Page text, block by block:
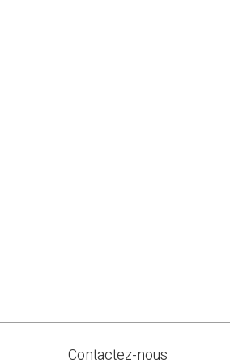
Contactez-nous